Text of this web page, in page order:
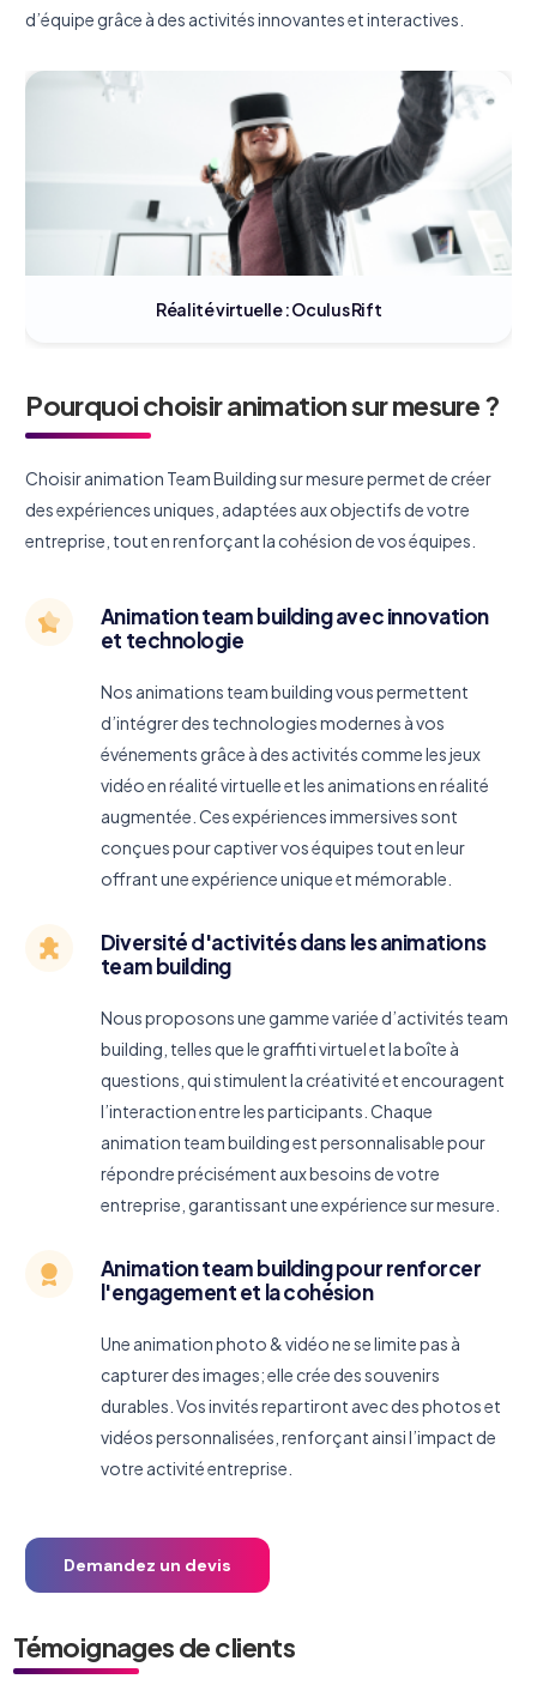
d’équipe grâce à des activités innovantes et interactives.
Réalité virtuelle : Oculus Rift
Pourquoi choisir animation sur mesure ?
Choisir animation Team Building sur mesure permet de créer
des expériences uniques, adaptées aux objectifs de votre
entreprise, tout en renforçant la cohésion de vos équipes.
Animation team building avec innovation
et technologie
Nos animations team building vous permettent
d’intégrer des technologies modernes à vos
événements grâce à des activités comme les jeux
vidéo en réalité virtuelle et les animations en réalité
augmentée. Ces expériences immersives sont
conçues pour captiver vos équipes tout en leur
offrant une expérience unique et mémorable.
Diversité d'activités dans les animations
team building
Nous proposons une gamme variée d’activités team
building, telles que le graffiti virtuel et la boîte à
questions, qui stimulent la créativité et encouragent
l’interaction entre les participants. Chaque
animation team building est personnalisable pour
répondre précisément aux besoins de votre
entreprise, garantissant une expérience sur mesure.
Animation team building pour renforcer
l'engagement et la cohésion
Une animation photo & vidéo ne se limite pas à
capturer des images; elle crée des souvenirs
durables. Vos invités repartiront avec des photos et
vidéos personnalisées, renforçant ainsi l’impact de
votre activité entreprise.
Demandez un devis
Témoignages de clients